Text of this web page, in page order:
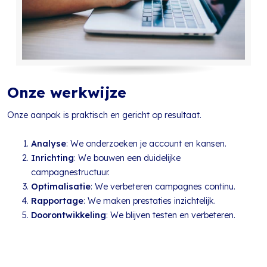
Onze werkwijze
Onze aanpak is praktisch en gericht op resultaat.
Analyse: We onderzoeken je account en kansen.
Inrichting: We bouwen een duidelijke
campagnestructuur.
Optimalisatie: We verbeteren campagnes continu.
Rapportage: We maken prestaties inzichtelijk.
Doorontwikkeling: We blijven testen en verbeteren.